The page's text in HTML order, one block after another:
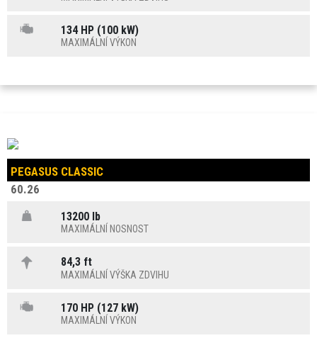
134 HP (100 kW)
MAXIMÁLNÍ VÝKON
PEGASUS CLASSIC
60.26
13200 lb
MAXIMÁLNÍ NOSNOST
84,3 ft
MAXIMÁLNÍ VÝŠKA ZDVIHU
170 HP (127 kW)
MAXIMÁLNÍ VÝKON